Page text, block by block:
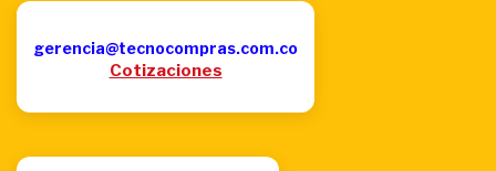
gerencia@tecnocompras.com.co
Cotizaciones